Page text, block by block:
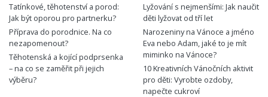
Tatínkové, těhotenství a porod:
Jak být oporou pro partnerku?
Příprava do porodnice. Na co
nezapomenout?
Těhotenská a kojící podprsenka
– na co se zaměřit při jejich
výběru?
Lyžování s nejmenšími: Jak naučit
děti lyžovat od tří let
Narozeniny na Vánoce a jméno
Eva nebo Adam, jaké to je mít
miminko na Vánoce?
10 Kreativních Vánočních aktivit
pro děti: Vyrobte ozdoby,
napečte cukroví